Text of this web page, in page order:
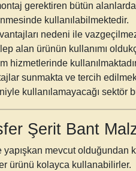
gerektiren bütün alanlarda
kullanılabilmektedir.
nedeni ile
alan ürünün kullanımı
hizmetlerinde
sunmakta ve tercih
kullanılamayacağı sektör
Şerit Bant
mevcut olduğundan
ürünü kolayca kullanabilirler.